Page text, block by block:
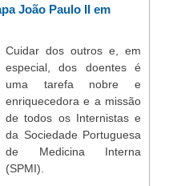
João Paulo II em
Cuidar dos outros e, em
especial, dos doentes é
uma tarefa nobre e
enriquecedora e a missão
de todos os Internistas e
da Sociedade Portuguesa
de Medicina Interna
(SPMI).